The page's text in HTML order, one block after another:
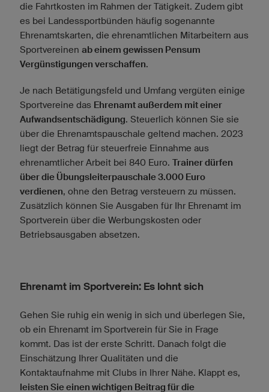
die Fahrtkosten im Rahmen der Tätigkeit. Zudem gibt
es bei Landessportbünden häufig sogenannte
Ehrenamtskarten, die ehrenamtlichen Mitarbeitern aus
Sportvereinen ab einem gewissen Pensum
Vergünstigungen verschaffen.
Je nach Betätigungsfeld und Umfang vergüten einige
Sportvereine das Ehrenamt außerdem mit einer
Aufwandsentschädigung. Steuerlich können Sie sie
über die Ehrenamtspauschale geltend machen. 2023
liegt der Betrag für steuerfreie Einnahme aus
ehrenamtlicher Arbeit bei 840 Euro. Trainer dürfen
über die Übungsleiterpauschale 3.000 Euro
verdienen, ohne den Betrag versteuern zu müssen.
Zusätzlich können Sie Ausgaben für Ihr Ehrenamt im
Sportverein über die Werbungskosten oder
Betriebsausgaben absetzen.
Ehrenamt im Sportverein: Es lohnt sich
Gehen Sie ruhig ein wenig in sich und überlegen Sie,
ob ein Ehrenamt im Sportverein für Sie in Frage
kommt. Das ist der erste Schritt. Danach folgt die
Einschätzung Ihrer Qualitäten und die
Kontaktaufnahme mit Clubs in Ihrer Nähe. Klappt es,
leisten Sie einen wichtigen Beitrag für die